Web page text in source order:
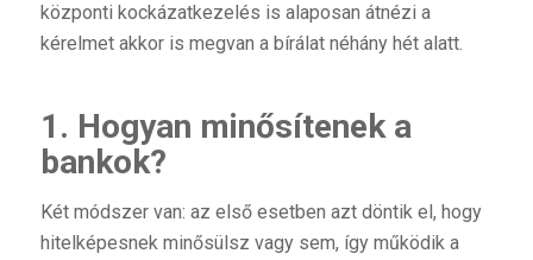
központi kockázatkezelés is alaposan átnézi a
kérelmet akkor is megvan a bírálat néhány hét alatt.
1. Hogyan minősítenek a
bankok?
Két módszer van: az első esetben azt döntik el, hogy
hitelképesnek minősülsz vagy sem, így működik a